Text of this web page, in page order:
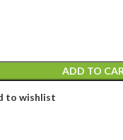
ADD TO
to wishlist